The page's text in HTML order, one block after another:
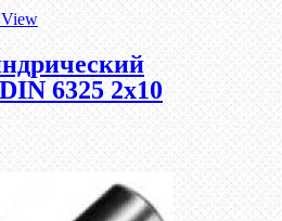
6325 2х10